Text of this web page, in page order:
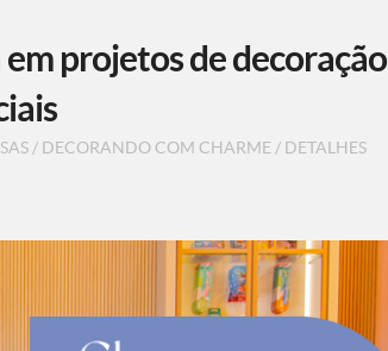
projetos de decoração
/ DECORANDO COM CHARME / DETALHES